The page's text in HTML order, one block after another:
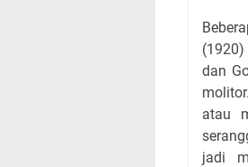
dan
atau
jadi